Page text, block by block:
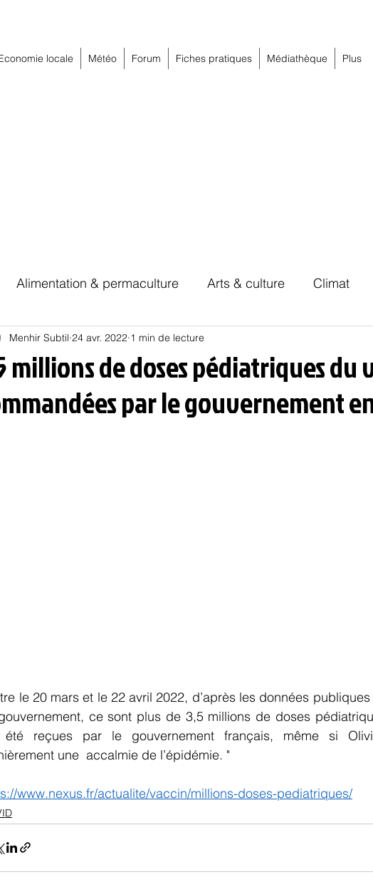
locale Météo Forum Fiches pratiques Médiathèque Plus
Alimentation & permaculture Arts & culture Climat
Energies Habitat Hors piste
Oligarchie Politique Psychologie Résilience
millions de doses pédiatriques du
par le gouvernement
Menhir Subtil 24 avr. 2022 1 min de lecture
le 20 mars et le 22 avril 2022, d’après les données
ce sont plus de 3,5 millions de doses
reçues par le gouvernement français, même si
une  accalmie de l’épidémie. "
www.nexus.fr/actualite/vaccin/millions-doses-pediatriques/